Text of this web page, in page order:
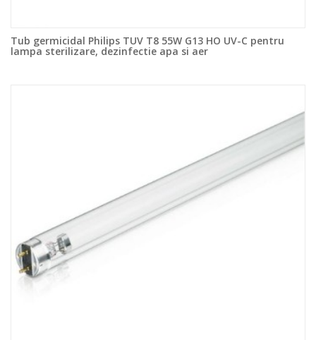
Tub germicidal Philips TUV T8 55W G13 HO UV-C pentru
lampa sterilizare, dezinfectie apa si aer